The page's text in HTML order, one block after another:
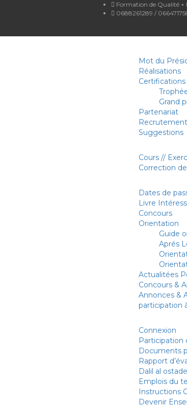
Formation de Qualité +
0688261289 /
Mot du
Réalisations
Certifications
Grand
Partenariat
Recrutement
Suggestions
Cours //
Correction
Dates de
Livre
Concours
Orientation
Guide
Aprés
Actualitées
Concours &
Annonces &
participation
Connexion
Participation
Documents
Rapport
Dalil al ostade
Emplois du
Instructions
Devenir